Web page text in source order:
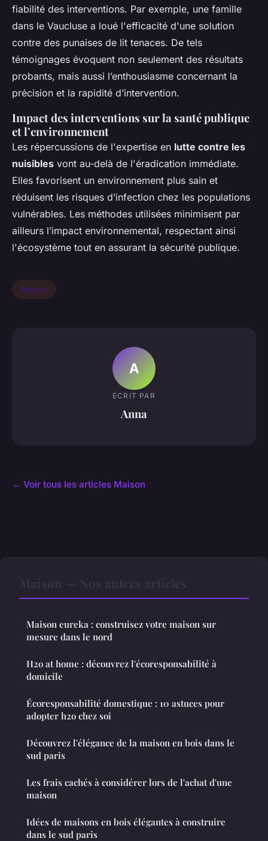
fiabilité des interventions. Par exemple, une famille
dans le Vaucluse a loué l'efficacité d'une solution
contre des punaises de lit tenaces. De tels
témoignages évoquent non seulement des résultats
probants, mais aussi l’enthousiasme concernant la
précision et la rapidité d’intervention.
Impact des interventions sur la santé publique
et l’environnement
Les répercussions de l'expertise en lutte contre les
nuisibles vont au-delà de l'éradication immédiate.
Elles favorisent un environnement plus sain et
réduisent les risques d’infection chez les populations
vulnérables. Les méthodes utilisées minimisent par
ailleurs l’impact environnemental, respectant ainsi
l'écosystème tout en assurant la sécurité publique.
Maison
A
ECRIT PAR
Anna
← Voir tous les articles Maison
Maison eureka : construisez votre maison sur
mesure dans le nord
H2o at home : découvrez l'écoresponsabilité à
domicile
Écoresponsabilité domestique : 10 astuces pour
adopter h2o chez soi
Découvrez l'élégance de la maison en bois dans le
sud paris
Les frais cachés à considérer lors de l'achat d'une
maison
Idées de maisons en bois élégantes à construire
dans le sud paris